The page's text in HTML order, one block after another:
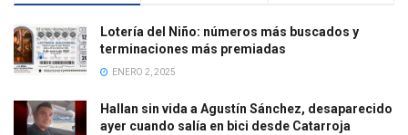
Lotería del Niño: números más buscados y
terminaciones más premiadas
ENERO 2, 2025
Hallan sin vida a Agustín Sánchez, desaparecido
ayer cuando salía en bici desde Catarroja